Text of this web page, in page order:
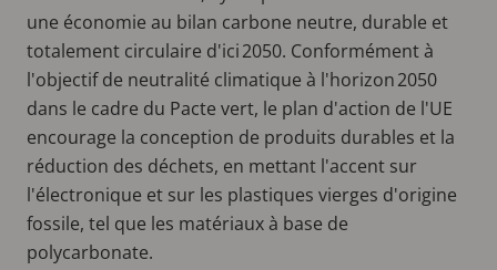
une économie au bilan carbone neutre, durable et
totalement circulaire d'ici 2050. Conformément à
l'objectif de neutralité climatique à l'horizon 2050
dans le cadre du Pacte vert, le plan d'action de l'UE
encourage la conception de produits durables et la
réduction des déchets, en mettant l'accent sur
l'électronique et sur les plastiques vierges d'origine
fossile, tel que les matériaux à base de
polycarbonate.